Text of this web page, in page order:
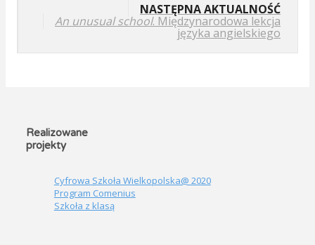
NASTĘPNA AKTUALNOŚĆ
An unusual school. Międzynarodowa lekcja
języka angielskiego
Realizowane
projekty
Cyfrowa Szkoła Wielkopolska@ 2020
Program Comenius
Szkoła z klasą